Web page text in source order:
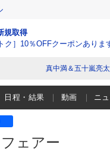
規取得
ク］10％OFFクーポンありま
真中満＆五十嵐亮
日程・結果 動画 ニ
ェアー